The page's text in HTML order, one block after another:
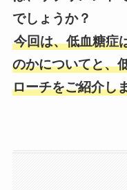
でしょうか？
今回は、低血糖症
のかについてと、
ローチをご紹介し